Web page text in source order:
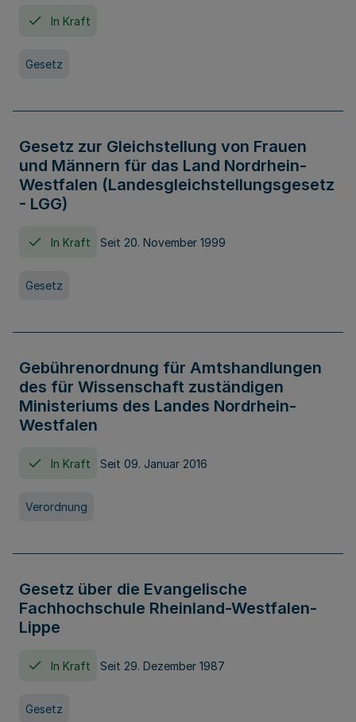
In Kraft
Gesetz
Gesetz zur Gleichstellung von Frauen
und Männern für das Land Nordrhein-
Westfalen (Landesgleichstellungsgesetz
- LGG)
In Kraft Seit 20. November 1999
Gesetz
Gebührenordnung für Amtshandlungen
des für Wissenschaft zuständigen
Ministeriums des Landes Nordrhein-
Westfalen
In Kraft Seit 09. Januar 2016
Verordnung
Gesetz über die Evangelische
Fachhochschule Rheinland-Westfalen-
Lippe
In Kraft Seit 29. Dezember 1987
Gesetz